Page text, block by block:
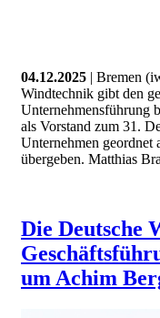
04.12.2025 | Bremen
Windtechnik gibt den
Unternehmensführung
als Vorstand zum 31.
Unternehmen
übergeben. Matthias
Die Deutsche
um Achim